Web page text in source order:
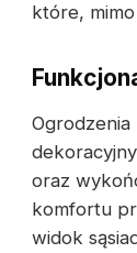
które,
oraz
komfortu
widok